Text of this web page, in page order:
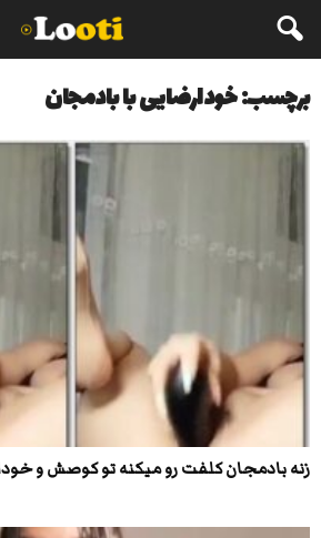
برچسب: خودارضایی با بادمجان
زنه بادمجان کلفت رو میکنه تو کوصش و